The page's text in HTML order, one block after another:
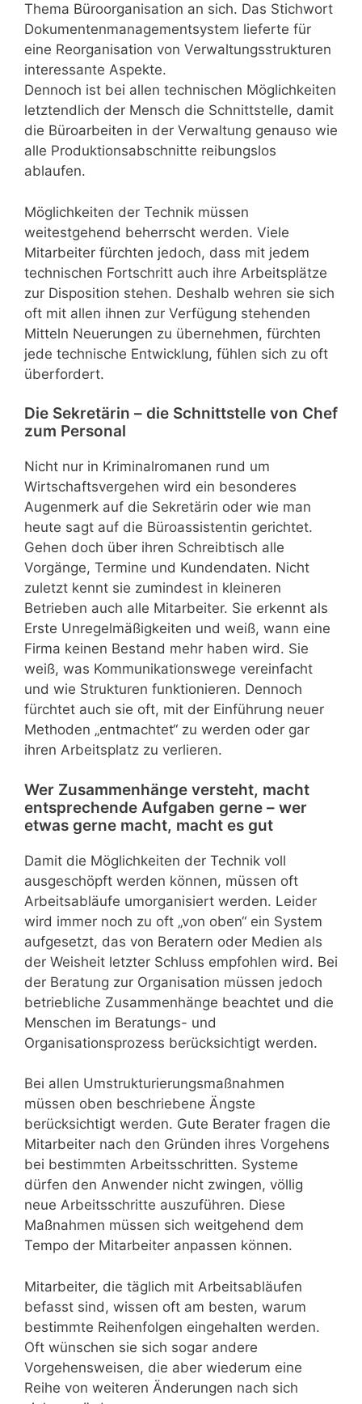
Thema Büroorganisation an sich. Das Stichwort
Dokumentenmanagementsystem lieferte für
eine Reorganisation von Verwaltungsstrukturen
interessante Aspekte.
Dennoch ist bei allen technischen Möglichkeiten
letztendlich der Mensch die Schnittstelle, damit
die Büroarbeiten in der Verwaltung genauso wie
alle Produktionsabschnitte reibungslos
ablaufen.
Möglichkeiten der Technik müssen
weitestgehend beherrscht werden. Viele
Mitarbeiter fürchten jedoch, dass mit jedem
technischen Fortschritt auch ihre Arbeitsplätze
zur Disposition stehen. Deshalb wehren sie sich
oft mit allen ihnen zur Verfügung stehenden
Mitteln Neuerungen zu übernehmen, fürchten
jede technische Entwicklung, fühlen sich zu oft
überfordert.
Die Sekretärin – die Schnittstelle von Chef
zum Personal
Nicht nur in Kriminalromanen rund um
Wirtschaftsvergehen wird ein besonderes
Augenmerk auf die Sekretärin oder wie man
heute sagt auf die Büroassistentin gerichtet.
Gehen doch über ihren Schreibtisch alle
Vorgänge, Termine und Kundendaten. Nicht
zuletzt kennt sie zumindest in kleineren
Betrieben auch alle Mitarbeiter. Sie erkennt als
Erste Unregelmäßigkeiten und weiß, wann eine
Firma keinen Bestand mehr haben wird. Sie
weiß, was Kommunikationswege vereinfacht
und wie Strukturen funktionieren. Dennoch
fürchtet auch sie oft, mit der Einführung neuer
Methoden „entmachtet“ zu werden oder gar
ihren Arbeitsplatz zu verlieren.
Wer Zusammenhänge versteht, macht
entsprechende Aufgaben gerne – wer
etwas gerne macht, macht es gut
Damit die Möglichkeiten der Technik voll
ausgeschöpft werden können, müssen oft
Arbeitsabläufe umorganisiert werden. Leider
wird immer noch zu oft „von oben“ ein System
aufgesetzt, das von Beratern oder Medien als
der Weisheit letzter Schluss empfohlen wird. Bei
der Beratung zur Organisation müssen jedoch
betriebliche Zusammenhänge beachtet und die
Menschen im Beratungs- und
Organisationsprozess berücksichtigt werden.
Bei allen Umstrukturierungsmaßnahmen
müssen oben beschriebene Ängste
berücksichtigt werden. Gute Berater fragen die
Mitarbeiter nach den Gründen ihres Vorgehens
bei bestimmten Arbeitsschritten. Systeme
dürfen den Anwender nicht zwingen, völlig
neue Arbeitsschritte auszuführen. Diese
Maßnahmen müssen sich weitgehend dem
Tempo der Mitarbeiter anpassen können.
Mitarbeiter, die täglich mit Arbeitsabläufen
befasst sind, wissen oft am besten, warum
bestimmte Reihenfolgen eingehalten werden.
Oft wünschen sie sich sogar andere
Vorgehensweisen, die aber wiederum eine
Reihe von weiteren Änderungen nach sich